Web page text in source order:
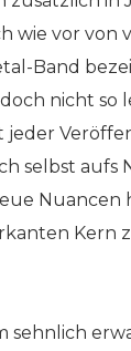
wie vor von
Band
nicht so
jeder
selbst aufs
Nuancen
Kern
sehnlich